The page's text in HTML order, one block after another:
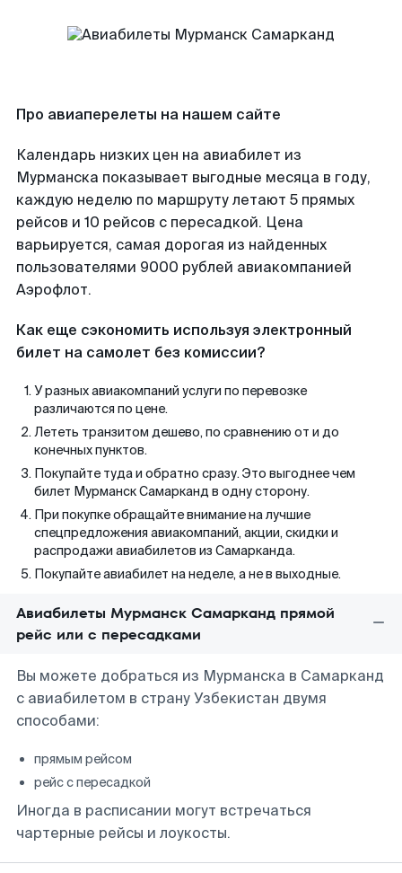
Про авиаперелеты на нашем сайте
Календарь низких цен на авиабилет из
Мурманска показывает выгодные месяца в году,
каждую неделю по маршруту летают 5 прямых
рейсов и 10 рейсов с пересадкой. Цена
варьируется, самая дорогая из найденных
пользователями 9000 рублей авиакомпанией
Аэрофлот.
Как еще сэкономить используя электронный
билет на самолет без комиссии?
У разных авиакомпаний услуги по перевозке
различаются по цене.
Лететь транзитом дешево, по сравнению от и до
конечных пунктов.
Покупайте туда и обратно сразу. Это выгоднее чем
билет Мурманск Самарканд в одну сторону.
При покупке обращайте внимание на лучшие
спецпредложения авиакомпаний, акции, скидки и
распродажи авиабилетов из Самарканда.
Покупайте авиабилет на неделе, а не в выходные.
Авиабилеты Мурманск Самарканд прямой
рейс или с пересадками
Вы можете добраться из Мурманска в Самарканд
с авиабилетом в страну Узбекистан двумя
способами:
прямым рейсом
рейс с пересадкой
Иногда в расписании могут встречаться
чартерные рейсы и лоукосты.